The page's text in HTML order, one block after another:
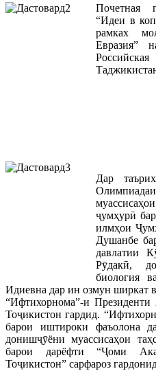
Почетная
“Идеи в
рамках
Евразия”
Дар
ҷумҳурӣ
илмҳои
Душанбе
давлатии
Рӯдакӣ,
биология
Идиевна дар ин озмун ширкат
“Ифтихорнома”-и
Тоҷикистон гардид.
барои иштироки фаъолона
донишҷӯёни муассисаҳои
барои дарёфти “Ҷоми
Тоҷикистон” сарфароз